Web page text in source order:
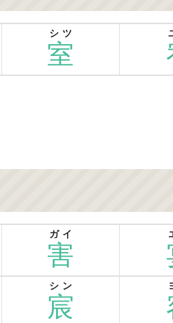
室
シツ
害
ガイ
宸
シン